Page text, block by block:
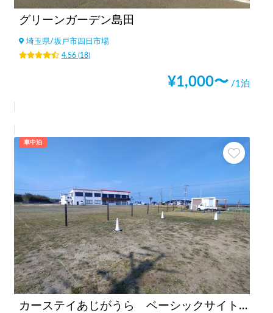
グリーンガーデン島田
埼玉県/坂戸市四日市場
4.56(18)
¥1,000〜 /1泊
車中泊
カーステイあじがうら ベーシックサイト（6m×5ｍ）